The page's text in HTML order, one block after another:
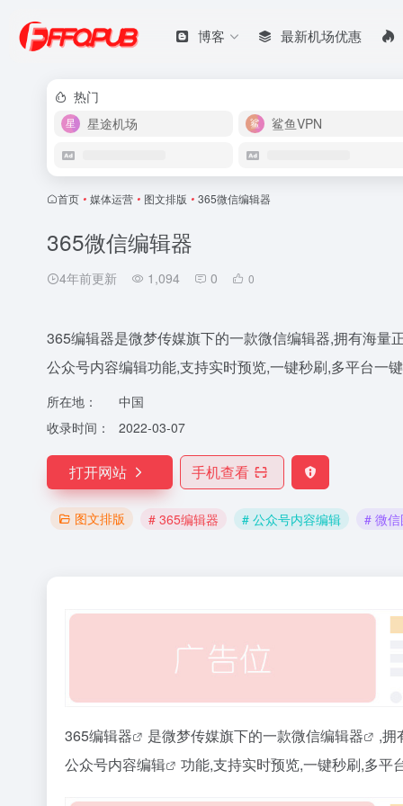
博客 最新机场优惠
热门
星途机场
鲨鱼VPN
首页 • 媒体运营 • 图文排版 • 365微信编辑器
365微信编辑器
4年前更新 1,094 0 0
365编辑器是微梦传媒旗下的一款微信编辑器,拥有海量
公众号内容编辑功能,支持实时预览,一键秒刷,多平台一
所在地：
中国
收录时间：
2022-03-07
打开网站 手机查看
图文排版 # 365编辑器 # 公众号内容编辑 # 微
365编辑器 是微梦传媒旗下的一款微信编辑器
,拥
公众号内容编辑
功能,支持实时预览,一键秒刷,多平